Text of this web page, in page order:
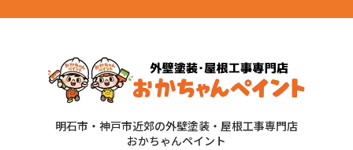
明石市・神戸市近郊の外壁塗装・屋根工事専門店
おかちゃんペイント